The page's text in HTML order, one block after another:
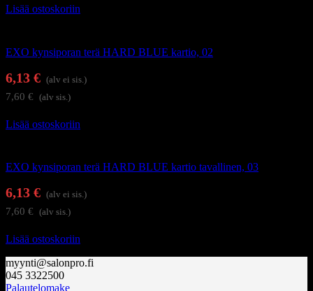
Lisää ostoskoriin
EXO kynsiporan terä HARD BLUE kartio, 02
6,13 € (alv ei sis.)
7,60 € (alv sis.)
Lisää ostoskoriin
EXO kynsiporan terä HARD BLUE kartio tavallinen, 03
6,13 € (alv ei sis.)
7,60 € (alv sis.)
Lisää ostoskoriin
myynti@salonpro.fi
045 3322500
Palautelomake